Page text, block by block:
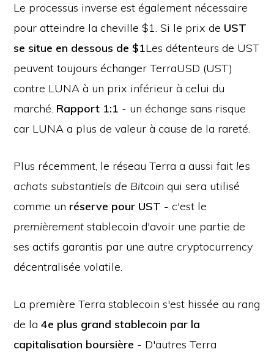
Le processus inverse est également nécessaire
pour atteindre la cheville $1. Si le prix de UST
se situe en dessous de $1Les détenteurs de UST
peuvent toujours échanger TerraUSD (UST)
contre LUNA à un prix inférieur à celui du
marché. Rapport 1:1 - un échange sans risque
car LUNA a plus de valeur à cause de la rareté.
Plus récemment, le réseau Terra a aussi fait les
achats substantiels de Bitcoin qui sera utilisé
comme un réserve pour UST - c'est le
premièrement stablecoin d'avoir une partie de
ses actifs garantis par une autre cryptocurrency
décentralisée volatile.
La première Terra stablecoin s'est hissée au rang
de la4e plus grand stablecoin par la
capitalisation boursière - D'autres Terra